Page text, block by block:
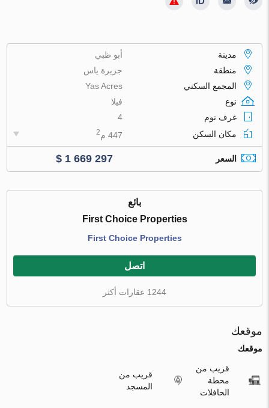
مدينة
أبو ظبي
منطقة
جزيرة ياس
المجمع السكني
Yas Acres
نوع
فيلا
غرف نوم
4
مكان السكن
447 م 2
السعر $ 1 669 297
بائع
First Choice Properties
First Choice Properties
اتصل
1244 عقارات أكثر
موقعك
موقعك
قريب من
محطة
الحافلات
قريب من
المسجد